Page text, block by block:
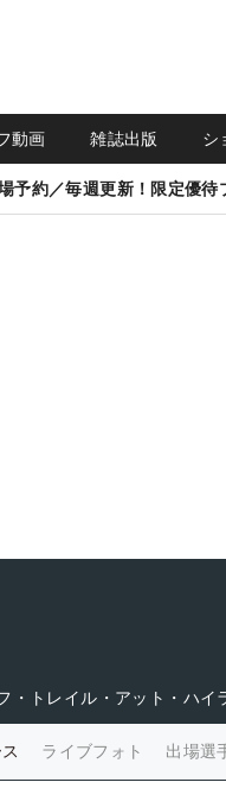
動画 雑誌出版 シ
予約／毎週更新！限定優待
・トレイル・アット・ハイ
ライブフォト 出場選